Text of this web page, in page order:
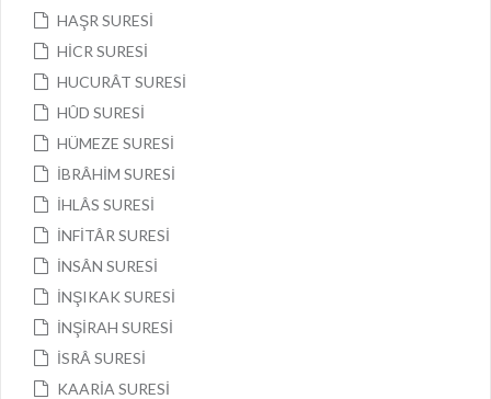
HAŞR SURESİ
HİCR SURESİ
HUCURÂT SURESİ
HÛD SURESİ
HÜMEZE SURESİ
İBRÂHİM SURESİ
İHLÂS SURESİ
İNFİTÂR SURESİ
İNSÂN SURESİ
İNŞIKAK SURESİ
İNŞİRAH SURESİ
İSRÂ SURESİ
KAARİA SURESİ